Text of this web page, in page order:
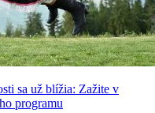
sa už blížia: Zažite v
programu